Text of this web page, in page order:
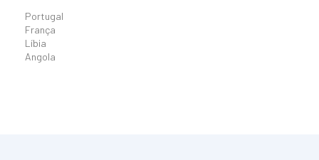
Portugal
França
Líbia
Angola